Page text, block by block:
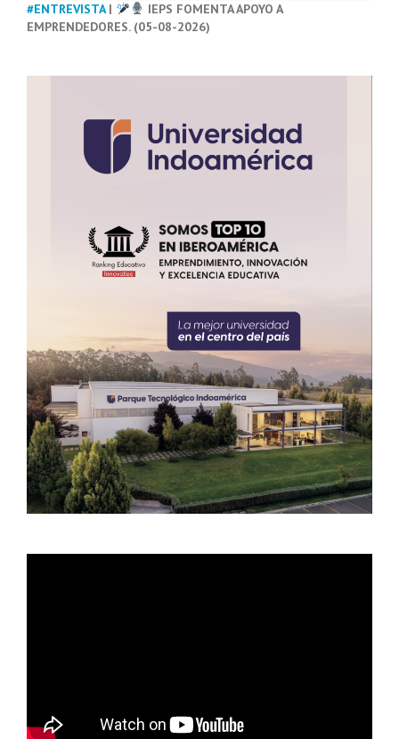
#ENTREVISTA|
IEPS FOMENTA APOYO A
EMPRENDEDORES. (05-08-2026)